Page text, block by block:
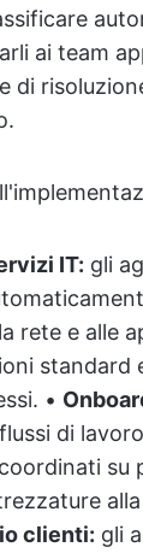
ai team
di
IT: gli
rete e alle
standard
•
di
su
clienti: gli